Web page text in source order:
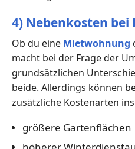
4) Nebenkosten bei
Ob du eine Mietwohnung
macht bei der Frage der
grundsätzlichen
beide. Allerdings können
zusätzliche Kostenarten
größere Gartenflächen